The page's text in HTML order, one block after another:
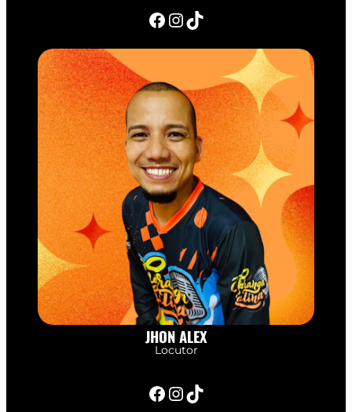
Facebook InstagramTikTok
JHON ALEX
Locutor
Facebook InstagramTikTok